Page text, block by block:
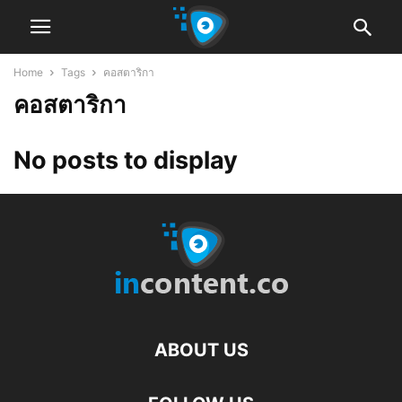
Home Tags คอสตาริกา
คอสตาริกา
No posts to display
ABOUT US